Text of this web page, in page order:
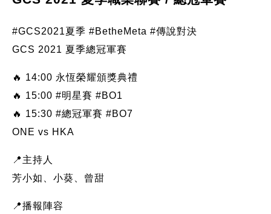
#GCS2021夏季 #BetheMeta #傳說對決
GCS 2021 夏季總冠軍賽
🔥 14:00 永恆榮耀頒獎典禮
🔥 15:00 #明星賽 #BO1
🔥 15:30 #總冠軍賽 #BO7
ONE vs HKA
📍主持人
芳小如、小葵、曾甜
📍播報陣容